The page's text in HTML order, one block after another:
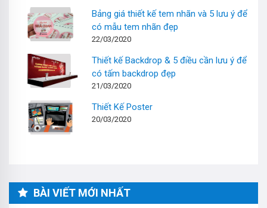
Bảng giá thiết kế tem nhãn và 5 lưu ý để
có mẫu tem nhãn đẹp
22/03/2020
Thiết kế Backdrop & 5 điều cần lưu ý để
có tấm backdrop đẹp
21/03/2020
Thiết Kế Poster
20/03/2020
BÀI VIẾT MỚI NHẤT